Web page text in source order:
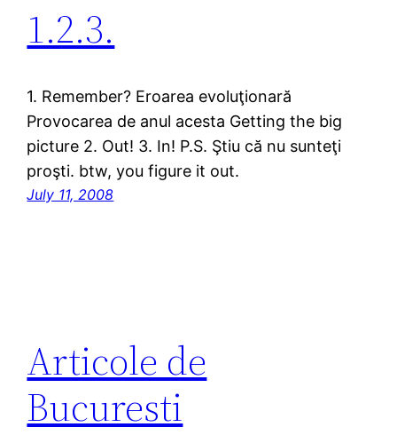
1.2.3.
1. Remember? Eroarea evoluţionară
Provocarea de anul acesta Getting the big
picture 2. Out! 3. In! P.S. Ştiu că nu sunteţi
proşti. btw, you figure it out.
July 11, 2008
Articole de
Bucuresti